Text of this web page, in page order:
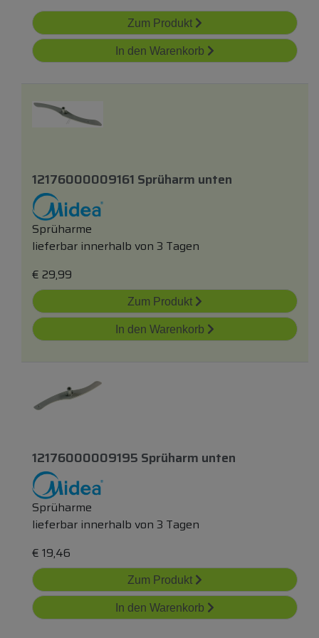
Zum Produkt
In den Warenkorb
12176000009161 Sprüharm unten
Sprüharme
lieferbar innerhalb von 3 Tagen
€ 29,99
Zum Produkt
In den Warenkorb
12176000009195 Sprüharm unten
Sprüharme
lieferbar innerhalb von 3 Tagen
€ 19,46
Zum Produkt
In den Warenkorb